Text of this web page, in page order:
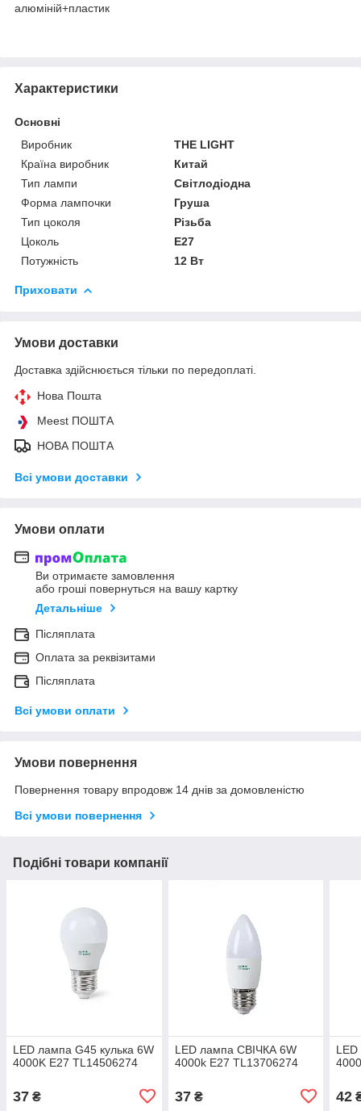
алюміній+пластик
Характеристики
Основні
Виробник
THE LIGHT
Країна виробник
Китай
Тип лампи
Світлодіодна
Форма лампочки
Груша
Тип цоколя
Різьба
Цоколь
E27
Потужність
12 Вт
Приховати
Умови доставки
Доставка здійснюється тільки по передоплаті.
Нова Пошта
Meest ПОШТА
НОВА ПОШТА
Всі умови доставки
Умови оплати
Ви отримаєте замовлення
або гроші повернуться на вашу картку
Детальніше
Післяплата
Оплата за реквізитами
Післяплата
Всі умови оплати
Умови повернення
Повернення товару впродовж 14 днів за домовленістю
Всі умови повернення
Подібні товари компанії
LED лампа G45 кулька 6W
4000K E27 TL14506274
37 ₴
LED лампа СВІЧКА 6W
4000k E27 TL13706274
37₴
LED
42